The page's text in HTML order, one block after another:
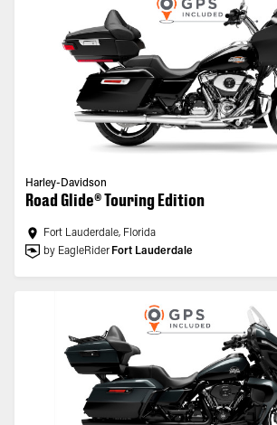
Harley-Davidson
Road Glide® Touring Edition
Fort Lauderdale, Florida
by EagleRider Fort Lauderdale